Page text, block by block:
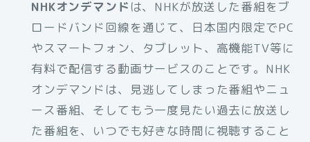
NHKオンデマンド は、NHKが放送した番組をブ
ロードバンド回線を通じて、日本国内限定でPC
やスマートフォン、タブレット、高機能TV等に
有料で配信する動画サービスのことです。NHK
オンデマンドは、見逃してしまった番組やニュ
ース番組、そしてもう一度見たい過去に放送し
た番組を、いつでも好きな時間に視聴すること